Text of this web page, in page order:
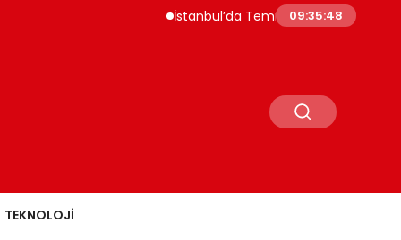
İstanbul’da Temmuz Ayı Fiyat Hareketliliği
09:35:49
TEKNOLOJI